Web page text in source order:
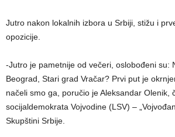
Jutro nakon lokalnih izbora u Srbiji, stižu i
opozicije.
-Jutro je pametnije od večeri, oslobođeni su:
Beograd, Stari grad Vračar? Prvi put je
načeli smo ga, poručio je Aleksandar Olenik,
socijaldemokrata Vojvodine (LSV) –
Skupštini Srbije.